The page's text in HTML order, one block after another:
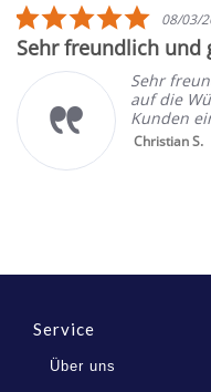
5.0
star
rating
08/03/
Sehr freundlich und
Sehr
auf die
Kunden
Christian S.
Service
Über uns